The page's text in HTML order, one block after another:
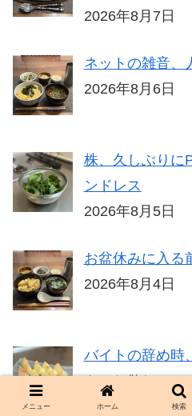
2026年8月7日
ネットの雑音、
2026年8月6日
株、久しぶりに
ンドレス
2026年8月5日
お盆休みに入る
2026年8月4日
バイトの辞め時
もっと欲しい
2026年8月3日
メニュー ホーム 検索